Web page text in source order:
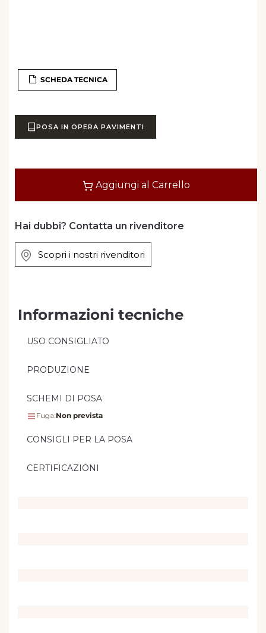
SCHEDA TECNICA
POSA IN OPERA PAVIMENTI
Aggiungi al Carrello
Hai dubbi? Contatta un rivenditore
Scopri i nostri rivenditori
Informazioni tecniche
USO CONSIGLIATO
PRODUZIONE
SCHEMI DI POSA
Fuga:Non prevista
CONSIGLI PER LA POSA
CERTIFICAZIONI